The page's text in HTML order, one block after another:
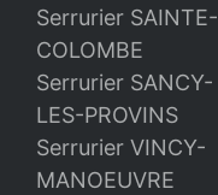
Serrurier SAINTE-
COLOMBE
Serrurier SANCY-
LES-PROVINS
Serrurier VINCY-
MANOEUVRE